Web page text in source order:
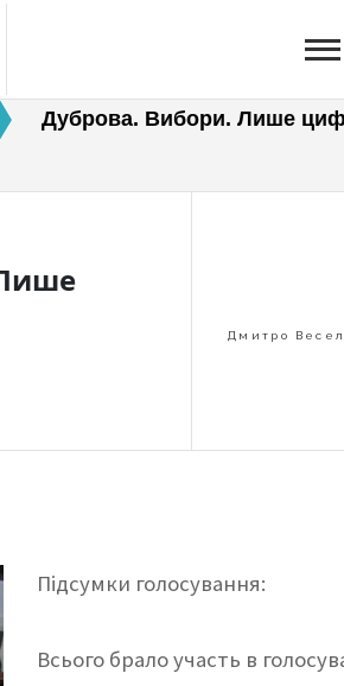
Дуброва. Вибори. Лише
Підсумки голосування:
Всього брало участь в